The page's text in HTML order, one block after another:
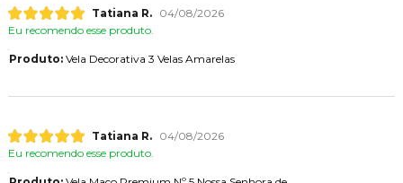
Tatiana R.
04/08/2026
Eu recomendo esse produto.
Produto:Vela Decorativa 3 Velas Amarelas
Tatiana R.
04/08/2026
Eu recomendo esse produto.